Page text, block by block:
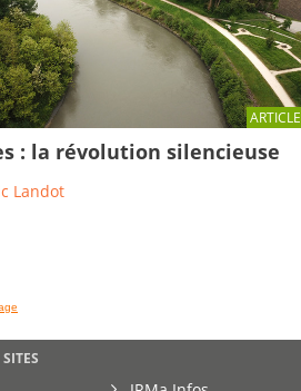
ARTICLE
: la révolution silencieuse
Landot